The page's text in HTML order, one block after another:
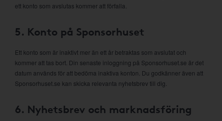
ett konto som avslutas kommer att förfalla.
5. Konto på Sponsorhuset
Ett konto som är inaktivt mer än ett år betraktas som avslutat och
kommer att tas bort. Din senaste inloggning på Sponsorhuset.se är det
datum används för att bedöma inaktiva konton. Du godkänner även att
Sponsorhuset.se kan skicka relevanta nyhetsbrev till dig.
6. Nyhetsbrev och marknadsföring